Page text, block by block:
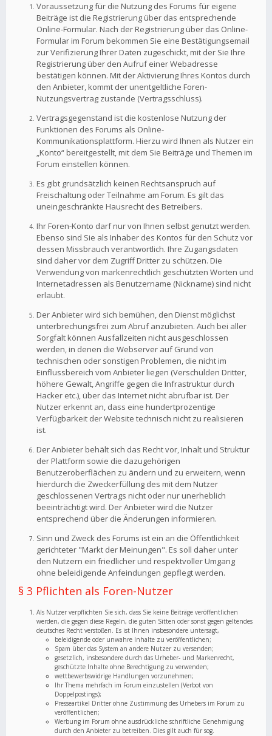
Voraussetzung für die Nutzung des Forums für eigene
Beiträge ist die Registrierung über das entsprechende
Online-Formular. Nach der Registrierung über das Online-
Formular im Forum bekommen Sie eine Bestätigungsemail
zur Verifizierung Ihrer Daten zugeschickt, mit der Sie Ihre
Registrierung über den Aufruf einer Webadresse
bestätigen können. Mit der Aktivierung Ihres Kontos durch
den Anbieter, kommt der unentgeltliche Foren-
Nutzungsvertrag zustande (Vertragsschluss).
Vertragsgegenstand ist die kostenlose Nutzung der
Funktionen des Forums als Online-
Kommunikationsplattform. Hierzu wird Ihnen als Nutzer ein
„Konto“ bereitgestellt, mit dem Sie Beiträge und Themen im
Forum einstellen können.
Es gibt grundsätzlich keinen Rechtsanspruch auf
Freischaltung oder Teilnahme am Forum. Es gilt das
uneingeschränkte Hausrecht des Betreibers.
Ihr Foren-Konto darf nur von Ihnen selbst genutzt werden.
Ebenso sind Sie als Inhaber des Kontos für den Schutz vor
dessen Missbrauch verantwortlich. Ihre Zugangsdaten
sind daher vor dem Zugriff Dritter zu schützen. Die
Verwendung von markenrechtlich geschützten Worten und
Internetadressen als Benutzername (Nickname) sind nicht
erlaubt.
Der Anbieter wird sich bemühen, den Dienst möglichst
unterbrechungsfrei zum Abruf anzubieten. Auch bei aller
Sorgfalt können Ausfallzeiten nicht ausgeschlossen
werden, in denen die Webserver auf Grund von
technischen oder sonstigen Problemen, die nicht im
Einflussbereich vom Anbieter liegen (Verschulden Dritter,
höhere Gewalt, Angriffe gegen die Infrastruktur durch
Hacker etc.), über das Internet nicht abrufbar ist. Der
Nutzer erkennt an, dass eine hundertprozentige
Verfügbarkeit der Website technisch nicht zu realisieren
ist.
Der Anbieter behält sich das Recht vor, Inhalt und Struktur
der Plattform sowie die dazugehörigen
Benutzeroberflächen zu ändern und zu erweitern, wenn
hierdurch die Zweckerfüllung des mit dem Nutzer
geschlossenen Vertrags nicht oder nur unerheblich
beeinträchtigt wird. Der Anbieter wird die Nutzer
entsprechend über die Änderungen informieren.
Sinn und Zweck des Forums ist ein an die Öffentlichkeit
gerichteter "Markt der Meinungen". Es soll daher unter
den Nutzern ein friedlicher und respektvoller Umgang
ohne beleidigende Anfeindungen gepflegt werden.
§ 3 Pflichten als Foren-Nutzer
Als Nutzer verpflichten Sie sich, dass Sie keine Beiträge veröffentlichen
werden, die gegen diese Regeln, die guten Sitten oder sonst gegen geltendes
deutsches Recht verstoßen. Es ist Ihnen insbesondere untersagt,
beleidigende oder unwahre Inhalte zu veröffentlichen;
Spam über das System an andere Nutzer zu versenden;
gesetzlich, insbesondere durch das Urheber- und Markenrecht,
geschützte Inhalte ohne Berechtigung zu verwenden;
wettbewerbswidrige Handlungen vorzunehmen;
Ihr Thema mehrfach im Forum einzustellen (Verbot von
Doppelpostings);
Presseartikel Dritter ohne Zustimmung des Urhebers im Forum zu
veröffentlichen;
Werbung im Forum ohne ausdrückliche schriftliche Genehmigung
durch den Anbieter zu betreiben. Dies gilt auch für sog.